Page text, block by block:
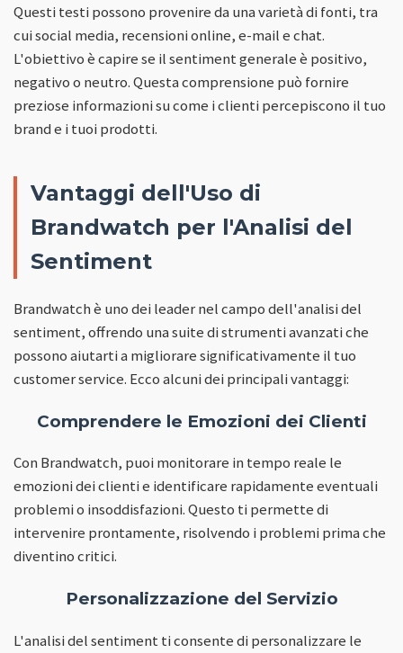
Questi testi possono provenire da una varietà di fonti, tra
cui social media, recensioni online, e-mail e chat.
L'obiettivo è capire se il sentiment generale è positivo,
negativo o neutro. Questa comprensione può fornire
preziose informazioni su come i clienti percepiscono il tuo
brand e i tuoi prodotti.
Vantaggi dell'Uso di
Brandwatch per l'Analisi del
Sentiment
Brandwatch è uno dei leader nel campo dell'analisi del
sentiment, offrendo una suite di strumenti avanzati che
possono aiutarti a migliorare significativamente il tuo
customer service. Ecco alcuni dei principali vantaggi:
Comprendere le Emozioni dei Clienti
Con Brandwatch, puoi monitorare in tempo reale le
emozioni dei clienti e identificare rapidamente eventuali
problemi o insoddisfazioni. Questo ti permette di
intervenire prontamente, risolvendo i problemi prima che
diventino critici.
Personalizzazione del Servizio
L'analisi del sentiment ti consente di personalizzare le